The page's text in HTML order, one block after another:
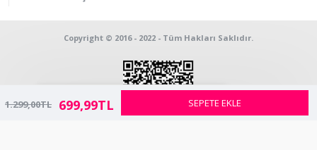
Tek Tıkla Ödeme Kolaylığı
7/24 Canlı Destek
%100 Sorunsuz Alışveriş
699,99TL
1.299,00TL SEPETE EKLE
Copyright © 2016 - 2022 - Tüm Hakları Saklıdır.